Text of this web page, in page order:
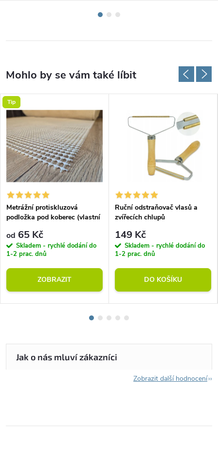
Tip
Metrážní protiskluzová
podložka pod koberec (vlastní
od 65 Kč
Skladem - rychlé dodání do
1-2 prac. dnů
ZOBRAZIT
Ruční odstraňovač vlasů a
zvířecích chlupů
149 Kč
Skladem - rychlé dodání do
1-2 prac. dnů
DO KOŠÍKU
Zobrazit další hodnocení